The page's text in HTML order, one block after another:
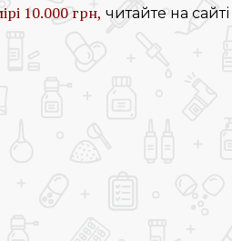
10.000 грн, читайте на сайті